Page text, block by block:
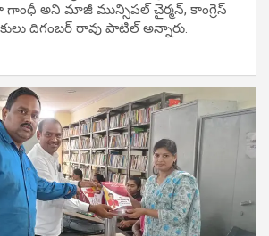
అని మాజీ మున్సిప‌ల్ చైర్మ‌న్, కాంగ్రెస్
దిగంబ‌ర్ రావు పాటిల్ అన్నారు.